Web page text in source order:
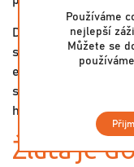
Designérům se
speciálnímu
exkluzivním
stahovací
horní skříňky.
Žlutá je
Používáme
nejlepší
Můžete se